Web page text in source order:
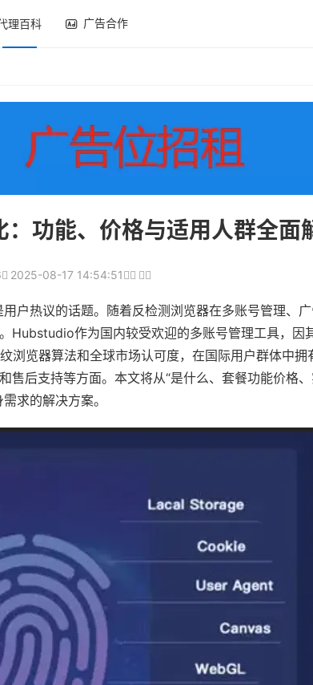
理百科 广告合作
功能、价格与适用人群全面
2025-08-17 14:54:51
用户热议的话题。随着反检测浏览器在多账号管理、
Hubstudio作为国内较受欢迎的多账号管理工具，因
览器算法和全球市场认可度，在国际用户群体中拥
后支持等方面。本文将从“是什么、套餐功能价格、
求的解决方案。